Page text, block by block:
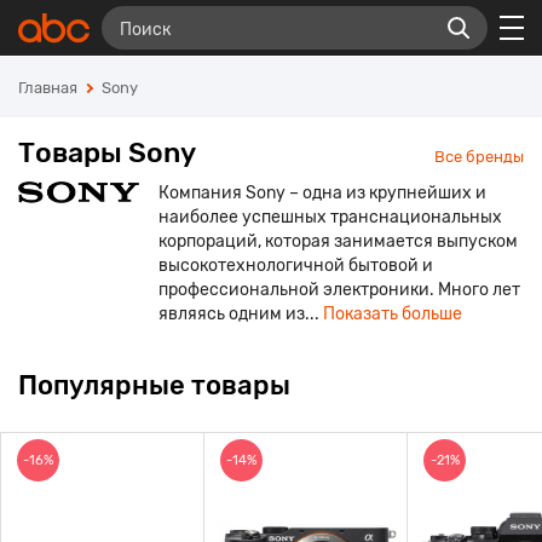
Главная Sony
Товары Sony Все бренды
Компания Sony – одна из крупнейших и
наиболее успешных транснациональных
корпораций, которая занимается выпуском
высокотехнологичной бытовой и
профессиональной электроники. Много лет
являясь одним из... Показать больше
Популярные товары
-16% -14% -21%